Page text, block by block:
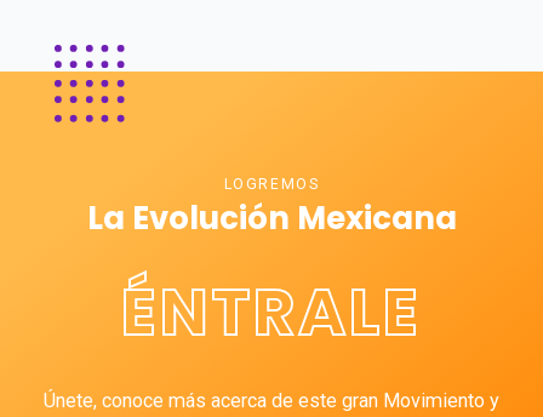
LOGREMOS
La Evolución Mexicana
ÉNTRALE
Únete, conoce más acerca de este gran Movimiento y